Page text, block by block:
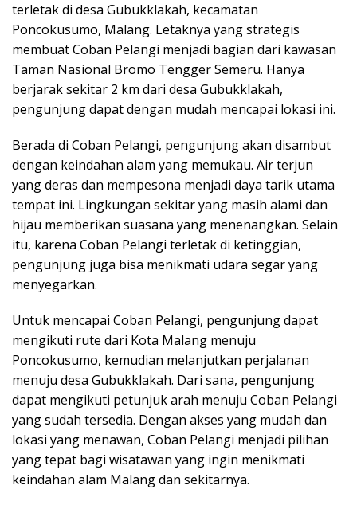
terletak di desa Gubukklakah, kecamatan
Poncokusumo, Malang. Letaknya yang strategis
membuat Coban Pelangi menjadi bagian dari kawasan
Taman Nasional Bromo Tengger Semeru. Hanya
berjarak sekitar 2 km dari desa Gubukklakah,
pengunjung dapat dengan mudah mencapai lokasi ini.
Berada di Coban Pelangi, pengunjung akan disambut
dengan keindahan alam yang memukau. Air terjun
yang deras dan mempesona menjadi daya tarik utama
tempat ini. Lingkungan sekitar yang masih alami dan
hijau memberikan suasana yang menenangkan. Selain
itu, karena Coban Pelangi terletak di ketinggian,
pengunjung juga bisa menikmati udara segar yang
menyegarkan.
Untuk mencapai Coban Pelangi, pengunjung dapat
mengikuti rute dari Kota Malang menuju
Poncokusumo, kemudian melanjutkan perjalanan
menuju desa Gubukklakah. Dari sana, pengunjung
dapat mengikuti petunjuk arah menuju Coban Pelangi
yang sudah tersedia. Dengan akses yang mudah dan
lokasi yang menawan, Coban Pelangi menjadi pilihan
yang tepat bagi wisatawan yang ingin menikmati
keindahan alam Malang dan sekitarnya.